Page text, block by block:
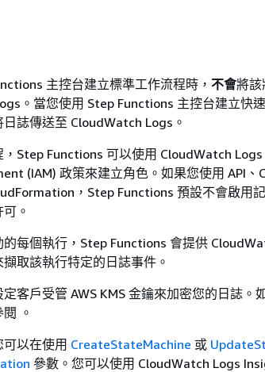
主控台建立標準工作流程時， 不會將該
。當您使用 Step Functions 主控台建立快
誌傳送至 CloudWatch Logs。
Step Functions 可以使用 CloudWatch
(IAM) 政策來建立角色。如果您使用 API、
，Step Functions 預設不會啟用
。
每個執行，Step Functions 會提供
取該執行特定的日誌事件。
客戶受管 AWS KMS 金鑰來加密您的日誌。
閱 。
以在使用 CreateStateMachine 或
參數。您可以使用 CloudWatch Logs